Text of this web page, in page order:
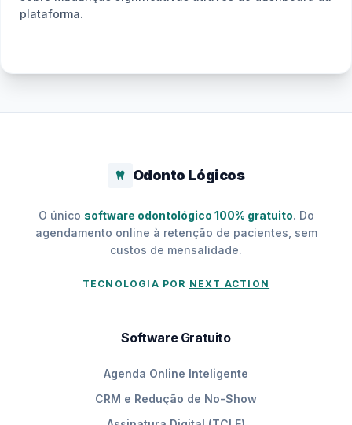
plataforma.
Odonto Lógicos
O único software odontológico 100% gratuito. Do
agendamento online à retenção de pacientes, sem
custos de mensalidade.
TECNOLOGIA POR NEXT ACTION
Software Gratuito
Agenda Online Inteligente
CRM e Redução de No-Show